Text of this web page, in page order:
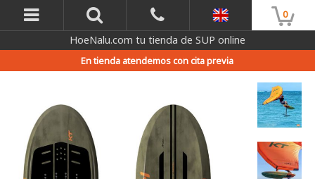
0
HoeNalu.com tu tienda de SUP online
En tienda atendemos con cita previa